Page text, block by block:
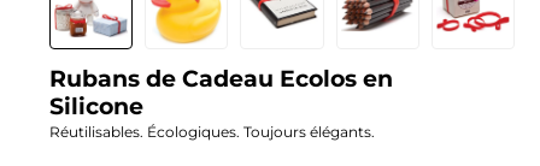
Rubans de Cadeau Ecolos en
Silicone
Réutilisables. Écologiques. Toujours élégants.